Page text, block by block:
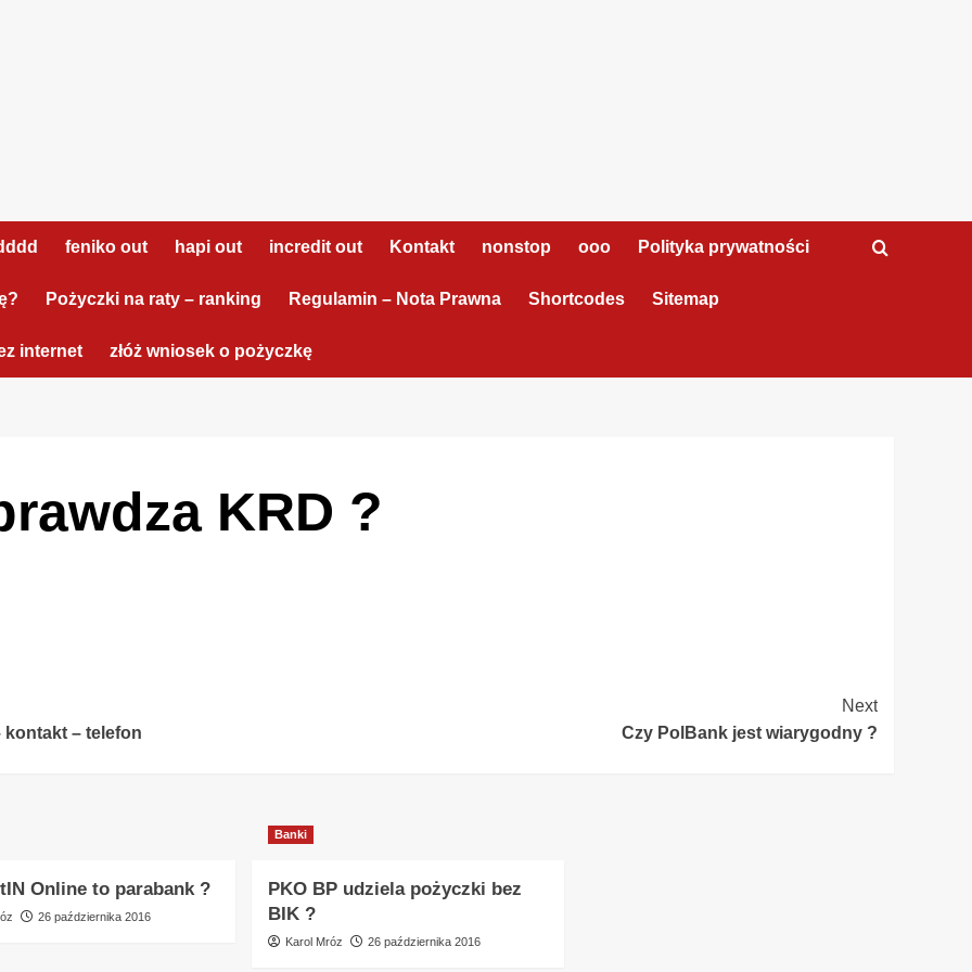
feniko out hapi out incredit out Kontakt nonstop ooo Polityka prywatności
Pożyczki na raty – ranking Regulamin – Nota Prawna Shortcodes Sitemap
internet złóż wniosek o pożyczkę
KRD ?
kontakt – telefon
Next
Czy PolBank jest wiarygodny ?
Online to parabank ?
26 października 2016
Banki
PKO BP udziela pożyczki bez
BIK ?
Karol Mróz 26 października 2016